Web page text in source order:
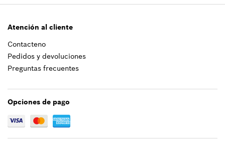
$2.36 *
Atención al cliente
Contacteno
Pedidos y devoluciones
Preguntas frecuentes
Opciones de pago